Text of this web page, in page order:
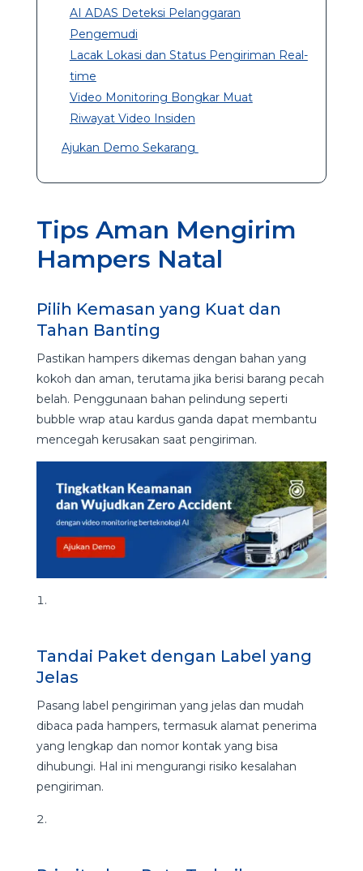
AI ADAS Deteksi Pelanggaran
Pengemudi
Lacak Lokasi dan Status Pengiriman Real-
time
Video Monitoring Bongkar Muat
Riwayat Video Insiden
Ajukan Demo Sekarang
Tips Aman Mengirim
Hampers Natal
Pilih Kemasan yang Kuat dan
Tahan Banting
Pastikan hampers dikemas dengan bahan yang
kokoh dan aman, terutama jika berisi barang pecah
belah. Penggunaan bahan pelindung seperti
bubble wrap atau kardus ganda dapat membantu
mencegah kerusakan saat pengiriman.
Tandai Paket dengan Label yang
Jelas
Pasang label pengiriman yang jelas dan mudah
dibaca pada hampers, termasuk alamat penerima
yang lengkap dan nomor kontak yang bisa
dihubungi. Hal ini mengurangi risiko kesalahan
pengiriman.